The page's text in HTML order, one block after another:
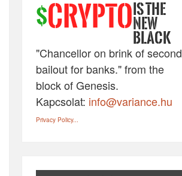
$CRYPTO IS THE
NEW
BLACK
"Chancellor on brink of second
bailout for banks." from the
block of Genesis.
Kapcsolat: info@variance.hu
Privacy Policy...